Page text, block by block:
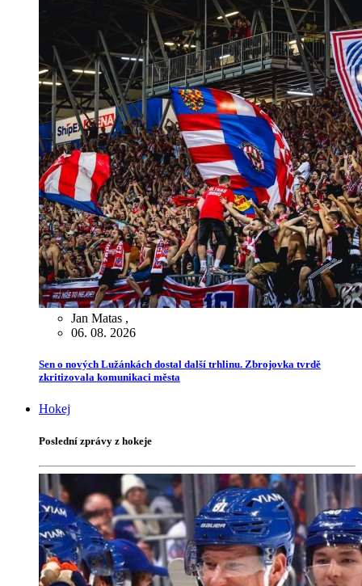
Jan Matas ,
06. 08. 2026
Sen o nových Lužánkách dostal další trhlinu. Zbrojovka tvrdě
zkritizovala komunikaci města
Hokej
Poslední zprávy z hokeje